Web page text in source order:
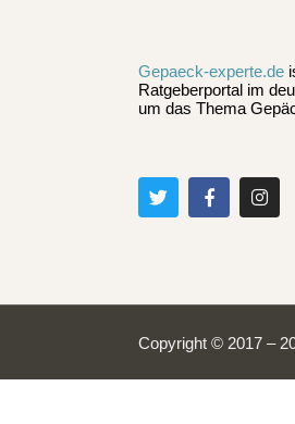
Gepaeck-experte.de
Ratgeberportal im
um das Thema
Copyright © 2017 –